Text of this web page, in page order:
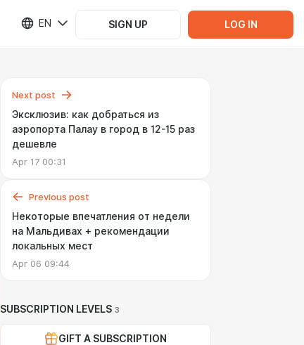
EN SIGN UP LOG IN
Next post
Эксклюзив: как добраться из
аэропорта Палау в город в 12-15 раз
дешевле
Apr 17 00:31
Previous post
Некоторые впечатления от недели
на Мальдивах + рекомендации
локальных мест
Apr 06 09:44
SUBSCRIPTION LEVELS 3
GIFT A SUBSCRIPTION